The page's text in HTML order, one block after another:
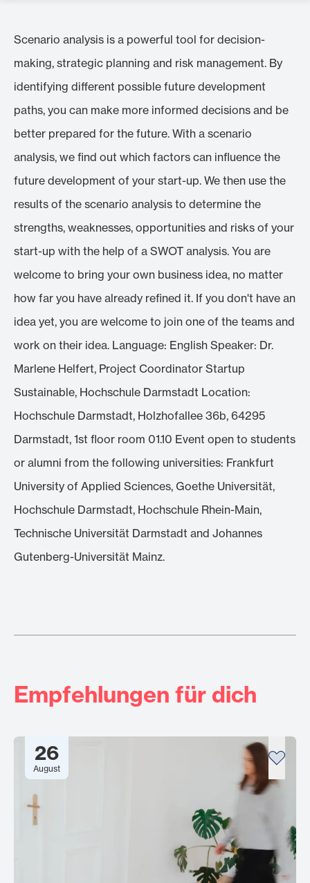
Scenario analysis is a powerful tool for decision-
making, strategic planning and risk management. By
identifying different possible future development
paths, you can make more informed decisions and be
better prepared for the future. With a scenario
analysis, we find out which factors can influence the
future development of your start-up. We then use the
results of the scenario analysis to determine the
strengths, weaknesses, opportunities and risks of your
start-up with the help of a SWOT analysis. You are
welcome to bring your own business idea, no matter
how far you have already refined it. If you don't have an
idea yet, you are welcome to join one of the teams and
work on their idea. Language: English Speaker: Dr.
Marlene Helfert, Project Coordinator Startup
Sustainable, Hochschule Darmstadt Location:
Hochschule Darmstadt, Holzhofallee 36b, 64295
Darmstadt, 1st floor room 01.10 Event open to students
or alumni from the following universities: Frankfurt
University of Applied Sciences, Goethe Universität,
Hochschule Darmstadt, Hochschule Rhein-Main,
Technische Universität Darmstadt and Johannes
Gutenberg-Universität Mainz.
Empfehlungen für dich
26
August